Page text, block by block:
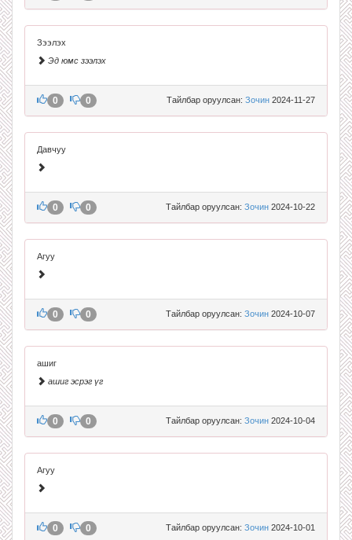
Зээлэх
Эд юмс зээлэх
Тайлбар оруулсан: Зочин 2024-11-27
0 0
Давчуу
Тайлбар оруулсан: Зочин 2024-10-22
0 0
Агуу
Тайлбар оруулсан: Зочин 2024-10-07
0 0
ашиг
ашиг эсрэг үг
Тайлбар оруулсан: Зочин 2024-10-04
0 0
Агуу
Тайлбар оруулсан: Зочин 2024-10-01
0 0